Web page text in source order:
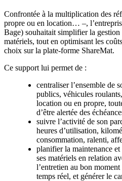
Confrontée à la multiplication des
propre ou en location… –,
Bage) souhaitait simplifier la gestion
matériels, tout en optimisant les
choix sur la plate-forme ShareMat.
Ce support lui permet de :
centraliser l’ensemble de
publics, véhicules
location ou en propre,
d’être alertée des
suivre l’activité de son
heures d’utilisation,
consommation, ralenti,
planifier la maintenance
ses matériels en relation
l’entretien au bon
temps réel, et générer le